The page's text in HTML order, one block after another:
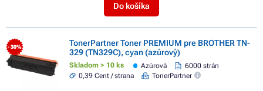
Do košíka
- 30%
TonerPartner Toner PREMIUM pre BROTHER TN-
329 (TN329C), cyan (azúrový)
Skladom > 10 ks Azúrová
6000 strán
0,39 Cent / strana
TonerPartner